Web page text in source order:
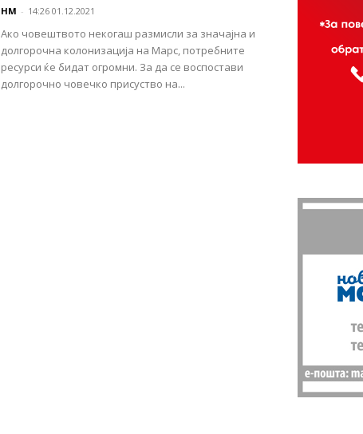
НМ - 14:26 01.12.2021
Ако човештвото некогаш размисли за значајна и
долгорочна колонизација на Марс, потребните
ресурси ќе бидат огромни. За да се воспостави
долгорочно човечко присуство на...